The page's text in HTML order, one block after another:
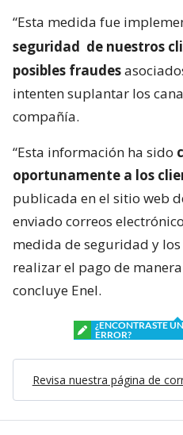
“Esta medida fue
seguridad de nuestros
posibles fraudes
intenten suplantar los
compañía.
“Esta información ha sido
oportunamente a los
publicada en el sitio web
enviado correos
medida de seguridad y
realizar el pago de
concluye Enel.
¿ENCONTRASTE UN
ERROR?
Revisa nuestra página de